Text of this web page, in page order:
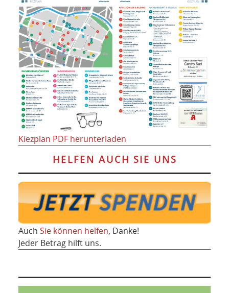
Kiezplan PDF herunterladen
HELFEN AUCH SIE UNS
Auch Sie können helfen, Danke!
Jeder Betrag hilft uns.